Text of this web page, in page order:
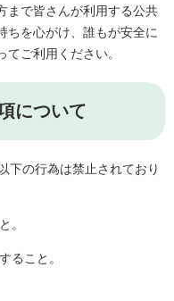
まで皆さんが利用する公共
ちを心がけ、誰もが安全に
ご利用ください。
について
下の行為は禁止されており
。
こと。